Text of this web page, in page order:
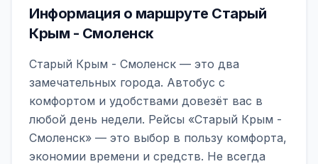
Информация о маршруте Старый
Крым - Смоленск
Старый Крым - Смоленск — это два
замечательных города. Автобус с
комфортом и удобствами довезёт вас в
любой день недели. Рейсы «Старый Крым -
Смоленск» — это выбор в пользу комфорта,
экономии времени и средств. Не всегда